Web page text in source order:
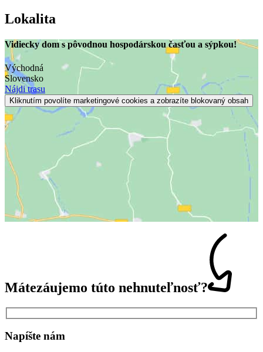
Lokalita
Vidiecky dom s pôvodnou hospodárskou časťou a sýpkou!
Východná
Slovensko
Nájdi trasu
Kliknutím povolíte marketingové cookies a zobrazíte blokovaný obsah
Mátezáujemo túto nehnuteľnosť?
Napíšte nám